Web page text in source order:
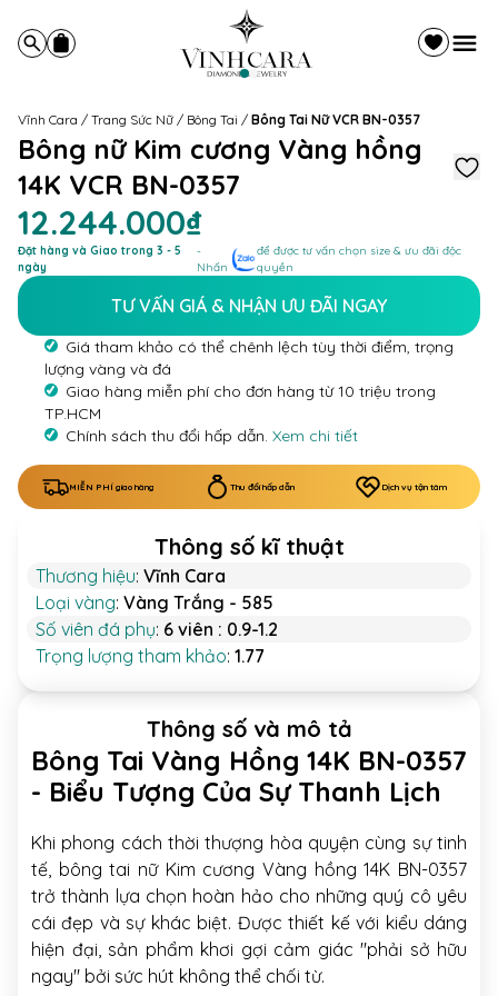
Vĩnh Cara / Trang Sức Nữ / Bông Tai / Bông Tai Nữ VCR BN-0357
Bông nữ Kim cương Vàng hồng
14K VCR BN-0357
12.244.000₫
Đặt hàng và Giao trong 3 - 5
ngày
-
Nhấn
để được tư vấn chọn size & ưu đãi độc
quyền
TƯ VẤN GIÁ & NHẬN ƯU ĐÃI NGAY
Giá tham khảo có thể chênh lệch tùy thời điểm, trọng
lượng vàng và đá
Giao hàng miễn phí cho đơn hàng từ 10 triệu trong
TP.HCM
Chính sách thu đổi hấp dẫn. Xem chi tiết
MIỄN PHÍ giao hàng Thu đổi hấp dẫn Dịch vụ tận tâm
Thông số kĩ thuật
Thương hiệu: Vĩnh Cara
Loại vàng: Vàng Trắng - 585
Số viên đá phụ: 6 viên : 0.9-1.2
Trọng lượng tham khảo: 1.77
Thông số và mô tả
Bông Tai Vàng Hồng 14K BN-0357
- Biểu Tượng Của Sự Thanh Lịch
Khi phong cách thời thượng hòa quyện cùng sự tinh
tế, bông tai nữ Kim cương Vàng hồng 14K BN-0357
trở thành lựa chọn hoàn hảo cho những quý cô yêu
cái đẹp và sự khác biệt. Được thiết kế với kiểu dáng
hiện đại, sản phẩm khơi gợi cảm giác "phải sở hữu
ngay" bởi sức hút không thể chối từ.